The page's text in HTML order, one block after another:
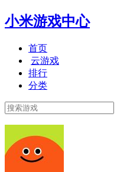
小米游戏中心
首页
云游戏
排行
分类